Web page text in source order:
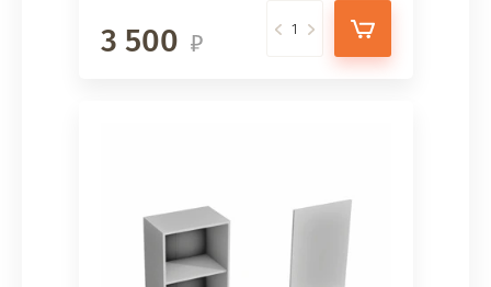
3 500